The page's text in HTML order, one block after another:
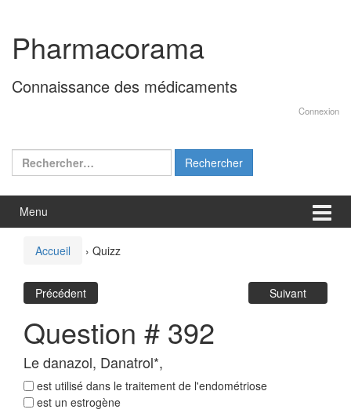
contenu
menu
principal
Pharmacorama
Connaissance des médicaments
Connexion
Rechercher :
Menu
Accueil › Quizz
Précédent Suivant
Question # 392
Le danazol, Danatrol*,
est utilisé dans le traitement de l'endométriose
est un estrogène